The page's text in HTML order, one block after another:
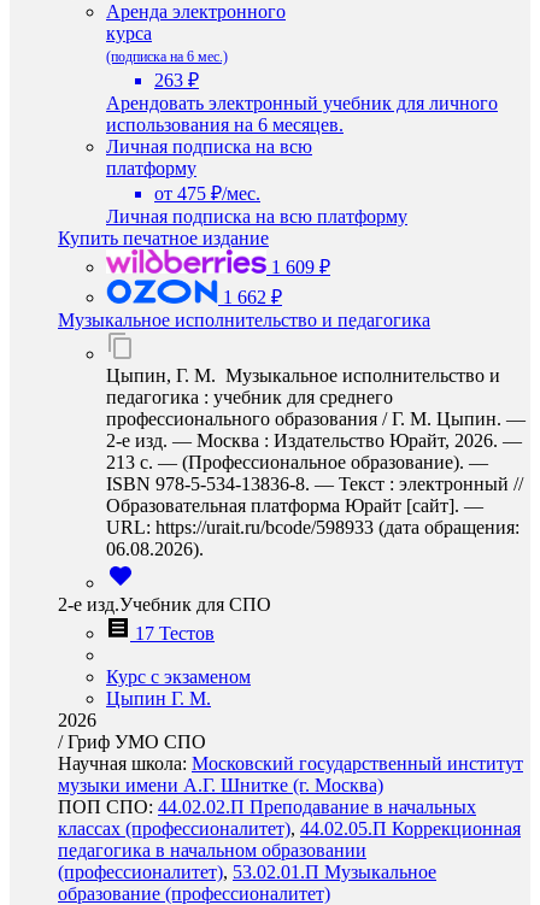
Аренда электронного
курса
(подписка на 6 мес.)
263 ₽
Арендовать электронный учебник для личного
использования на 6 месяцев.
Личная подписка на всю
платформу
от 475 ₽/мес.
Личная подписка на всю платформу
Купить печатное издание
1 609 ₽
1 662 ₽
Музыкальное исполнительство и педагогика
Цыпин, Г. М. Музыкальное исполнительство и
педагогика : учебник для среднего
профессионального образования / Г. М. Цыпин. —
2-е изд. — Москва : Издательство Юрайт, 2026. —
213 с. — (Профессиональное образование). —
ISBN 978-5-534-13836-8. — Текст : электронный //
Образовательная платформа Юрайт [сайт]. —
URL: https://urait.ru/bcode/598933 (дата обращения:
06.08.2026).
2-е изд.Учебник для СПО
17 Тестов
Курс с экзаменом
Цыпин Г. М.
2026
/Гриф УМО СПО
Научная школа: Московский государственный институт
музыки имени А.Г. Шнитке (г. Москва)
ПОП СПО: 44.02.02.П Преподавание в начальных
классах (профессионалитет), 44.02.05.П Коррекционная
педагогика в начальном образовании
(профессионалитет), 53.02.01.П Музыкальное
образование (профессионалитет)